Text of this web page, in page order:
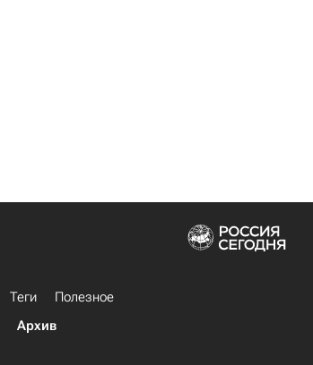
Теги
Полезное
Архив